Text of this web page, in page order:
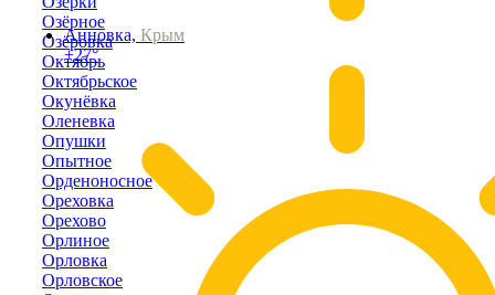
Анновка, Крым
+27°
Озёрное
Озёровка
Октябрь
Октябрьское
Окунёвка
Оленевка
Опушки
Опытное
Орденоносное
Ореховка
Орехово
Орлиное
Орловка
Орловское